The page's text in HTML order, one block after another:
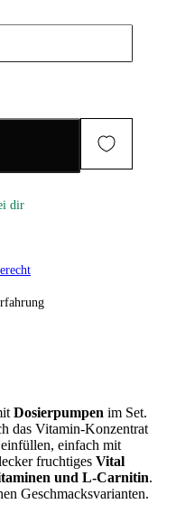
dir
Dosierpumpen im Set.
das Vitamin-Konzentrat
einfach mit
fruchtiges Vital
und L-Carnitin.
Geschmacksvarianten.